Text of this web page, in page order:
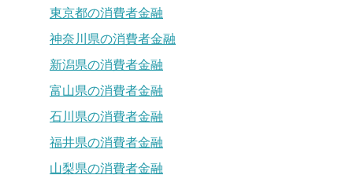
東京都の消費者金融
神奈川県の消費者金融
新潟県の消費者金融
富山県の消費者金融
石川県の消費者金融
福井県の消費者金融
山梨県の消費者金融